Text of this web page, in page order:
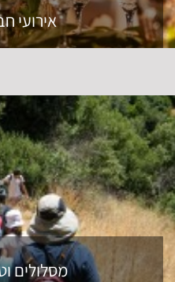
אירועי
מסלולים